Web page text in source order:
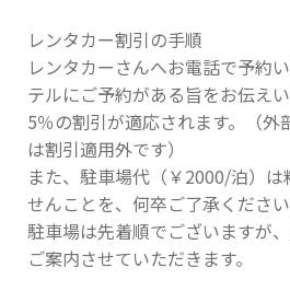
レンタカー割引の手順
レンタカーさんへお電話で予約
テルにご予約がある旨をお伝えい
5％の割引が適応されます。（外
は割引適用外です）
また、駐車場代（￥2000/泊）
せんことを、何卒ご了承ください
駐車場は先着順でございますが
ご案内させていただきます。